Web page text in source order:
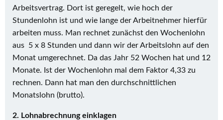
Arbeitsvertrag. Dort ist geregelt, wie hoch der
Stundenlohn ist und wie lange der Arbeitnehmer hierfür
arbeiten muss. Man rechnet zunächst den Wochenlohn
aus 5 x 8 Stunden und dann wir der Arbeitslohn auf den
Monat umgerechnet. Da das Jahr 52 Wochen hat und 12
Monate. Ist der Wochenlohn mal dem Faktor 4,33 zu
rechnen. Dann hat man den durchschnittlichen
Monatslohn (brutto).
2. Lohnabrechnung einklagen